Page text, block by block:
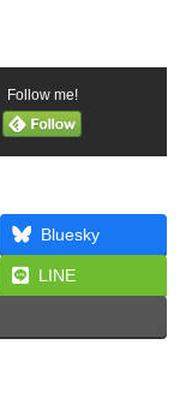
Follow me!
Bluesky
LINE